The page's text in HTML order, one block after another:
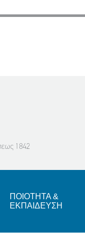
ΠΟΙΟΤΗΤΑ &
ΕΚΠΑΙΔΕΥΣΗ